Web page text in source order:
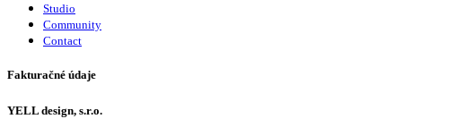
Studio
Community
Contact
Fakturačné údaje
YELL design, s.r.o.